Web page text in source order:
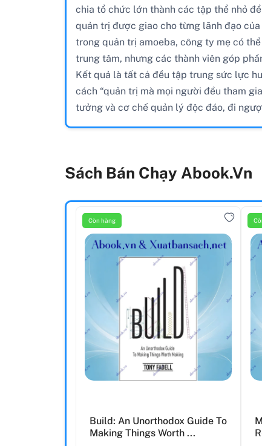
chia tổ chức lớn thành các tập thể nhỏ
quản trị được giao cho từng lãnh đạo
trong quản trị amoeba, công ty mẹ có
trung tâm, nhưng các thành viên góp
Kết quả là tất cả đều tập trung sức lực
cách “quản trị mà mọi người đều tham
tưởng và cơ chế quản lý độc đáo, đi
Sách Bán Chạy Abook.vn
Còn hàng
Build: An Unorthodox Guide To
Making Things Worth ...